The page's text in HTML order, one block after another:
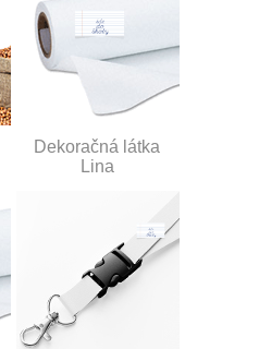
Dekoračná látka
Lina